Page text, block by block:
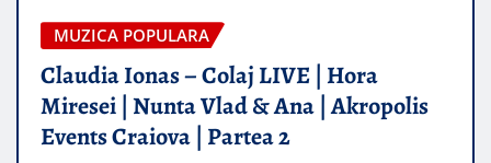
MUZICA POPULARA
Claudia Ionas – Colaj LIVE | Hora
Miresei | Nunta Vlad & Ana | Akropolis
Events Craiova | Partea 2